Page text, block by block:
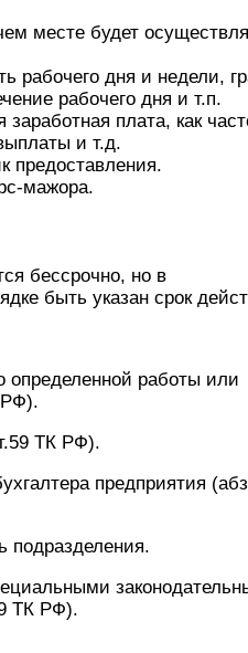
месте будет
рабочего дня и недели,
рабочего дня и т.п.
плата, как
и т.д.
предоставления.
мажора.
бессрочно, но в
быть указан срок
определенной работы или
РФ).
ТК РФ).
предприятия
подразделения.
ТК РФ).